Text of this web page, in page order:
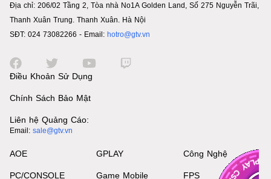
Địa chỉ: 206/02 Tầng 2, Tòa nhà No1A Golden Land, Số 275 Nguyễn Trãi,
Thanh Xuân Trung. Thanh Xuân. Hà Nội
SĐT: 024 73082266 - Email: hotro@gtv.vn
Điều Khoản Sử Dụng
Chính Sách Bảo Mật
Liên hệ Quảng Cáo:
Email: sale@gtv.vn
AOE
PC/CONSOLE
GPLAY
Game Mobile
Công Nghệ
FPS